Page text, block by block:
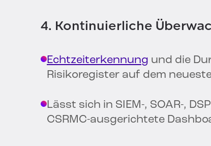
4. Kontinuierliche
Echtzeiterkennung und die
Risikoregister auf dem
Lässt sich in SIEM-, SOAR-,
CSRMC-ausgerichtete